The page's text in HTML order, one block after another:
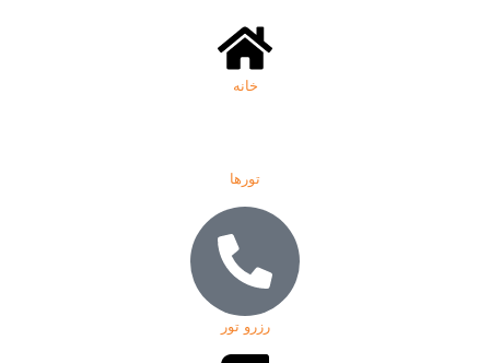
خانه
تورها
رزرو تور